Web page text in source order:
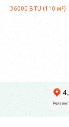
36000 BTU (110 м²)